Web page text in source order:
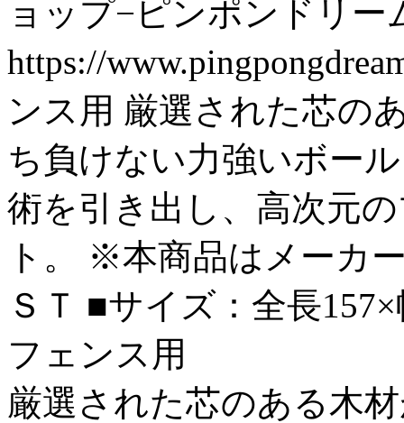
ョップ−ピンポンドリー
https://
ンス用 厳選された芯の
ち負けない力強いボー
術を引き出し、高次元
ト。 ※本商品はメーカ
ＳＴ ■サイズ：全長
フェンス用
厳選された芯のある木